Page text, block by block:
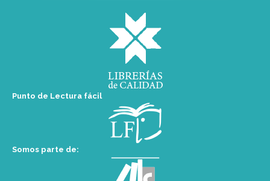
Punto de Lectura fácil
Somos parte de: